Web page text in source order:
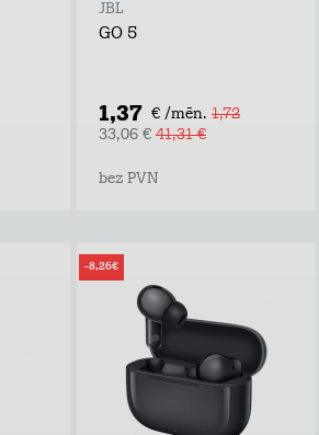
JBL
GO 5
1,37 € /mēn. 1,72
33,06 € 41,31 €
bez PVN
-8,26€